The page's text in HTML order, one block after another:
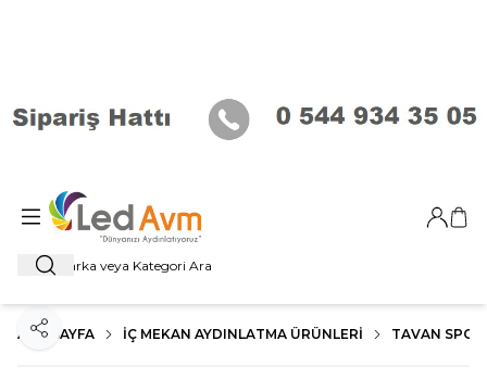
Ara
Giriş
ANA SAYFA İÇ MEKAN AYDINLATMA ÜRÜNLERI TAVAN SPOT
Paylaş